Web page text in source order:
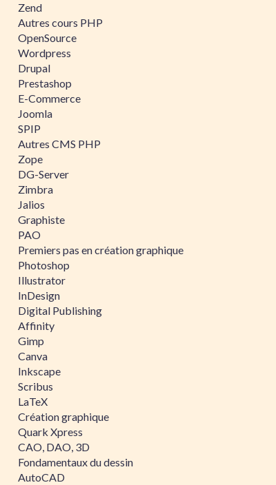
Zend
Autres cours PHP
OpenSource
Wordpress
Drupal
Prestashop
E-Commerce
Joomla
SPIP
Autres CMS PHP
Zope
DG-Server
Zimbra
Jalios
Graphiste
PAO
Premiers pas en création graphique
Photoshop
Illustrator
InDesign
Digital Publishing
Affinity
Gimp
Canva
Inkscape
Scribus
LaTeX
Création graphique
Quark Xpress
CAO, DAO, 3D
Fondamentaux du dessin
AutoCAD